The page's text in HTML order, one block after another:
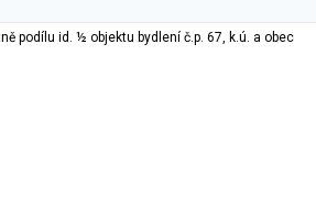
podílu id. ½ objektu bydlení č.p. 67, k.ú. a obec